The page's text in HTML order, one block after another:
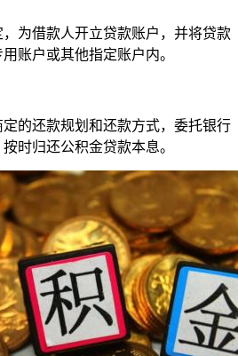
借款人开立贷款账户，并将贷款
账户或其他指定账户内。
还款规划和还款方式，委托银行
时归还公积金贷款本息。